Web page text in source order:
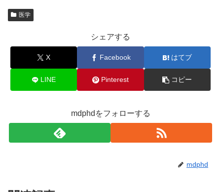
医学
シェアする
X Facebook はてブ
LINE Pinterest コピー
mdphdをフォローする
mdphd